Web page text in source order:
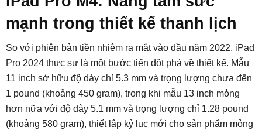
mạnh trong thiết kế thanh lịch
So với phiên bản tiền nhiệm ra mắt vào đầu năm 2022, iPad
Pro 2024 thực sự là một bước tiến đột phá về thiết kế. Mẫu
11 inch sở hữu độ dày chỉ 5.3 mm và trọng lượng chưa đến
1 pound (khoảng 450 gram), trong khi mẫu 13 inch mỏng
hơn nữa với độ dày 5.1 mm và trọng lượng chỉ 1.28 pound
(khoảng 580 gram), thiết lập kỷ lục mới cho sản phẩm mỏng